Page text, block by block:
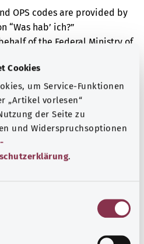
Cookies
um Service-Funktionen
„Artikel vorlesen“
der Seite zu
und Widerspruchsoptionen
.
OPS codes are provided by
hab’ ich?”
of the Federal Ministry of